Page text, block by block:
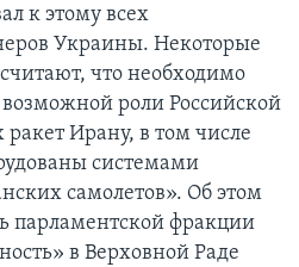
к этому всех
Украины. Некоторые
что необходимо
возможной роли Российской
ракет Ирану, в том числе
системами
самолетов». Об этом
парламентской фракции
в Верховной Раде